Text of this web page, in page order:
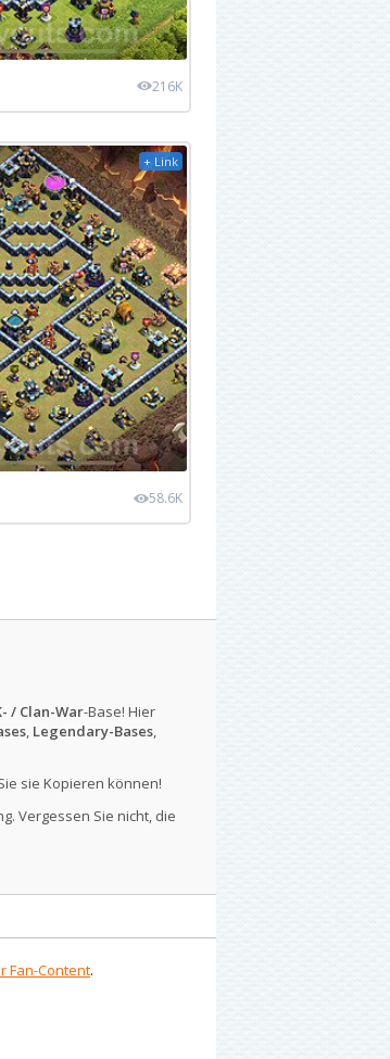
216K
+ Link
58.6K
/ Clan-War-Base! Hier
, Legendary-Bases,
sie Kopieren können!
Vergessen Sie nicht, die
Fan-Content.